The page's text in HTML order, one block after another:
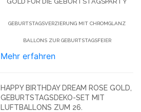
GEBURTSTAGSVERZIERUNG MIT CHROMGLANZ
BALLONS ZUR GEBURTSTAGSFEIER
Mehr erfahren
HAPPY BIRTHDAY DREAM ROSE GOLD,
GEBURTSTAGSDEKO-SET MIT
LUFTBALLONS ZUM 26.